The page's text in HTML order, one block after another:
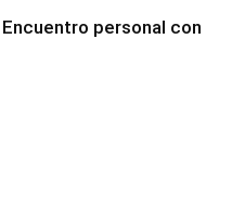
personal con